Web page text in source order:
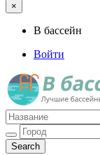
×
В бассейн
Войти
Лучшие бассейны